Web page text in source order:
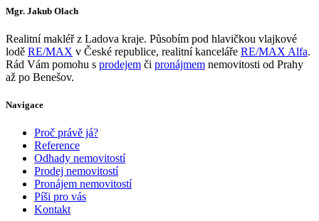
Mgr. Jakub Olach
Realitní makléř z Ladova kraje. Působím pod hlavičkou vlajkové
lodě RE/MAX v České republice, realitní kanceláře RE/MAX Alfa.
Rád Vám pomohu s prodejem či pronájmem nemovitosti od Prahy
až po Benešov.
Navigace
Proč právě já?
Reference
Odhady nemovitostí
Prodej nemovitostí
Pronájem nemovitostí
Píši pro vás
Kontakt